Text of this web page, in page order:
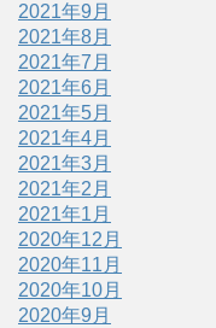
2021年9月
2021年8月
2021年7月
2021年6月
2021年5月
2021年4月
2021年3月
2021年2月
2021年1月
2020年12月
2020年11月
2020年10月
2020年9月